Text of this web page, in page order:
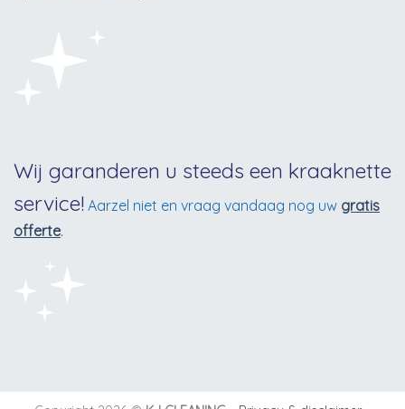
Wij garanderen u steeds een kraaknette
service! Aarzel niet en vraag vandaag nog uw gratis
offerte.